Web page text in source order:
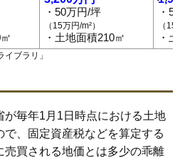
・50万円/坪
（15万円/m²）
・土地面積210㎡
・
（
・
イブラリ 」
毎年1月1日時点における土地
、固定資産税などを算定する
買される地価とは多少の乖離
笹久保笹久保新田
仲町長宮並木
日の出町府内平林寺
南辻 南平野箕輪宮町美幸町